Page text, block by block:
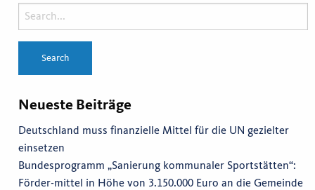
Neueste Beiträge
Deutschland muss finanzielle Mittel für die UN gezielter
einsetzen
Bundesprogramm „Sanierung kommunaler Sportstätten“:
Förder-mittel in Höhe von 3.150.000 Euro an die Gemeinde